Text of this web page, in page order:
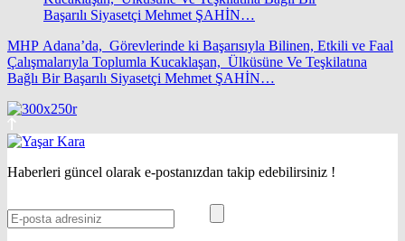
MHP Adana’da, Görevlerinde ki Başarısıyla Bilinen, Etkili ve Faal
Çalışmalarıyla Toplumla Kucaklaşan, Ülküsüne Ve Teşkilatına
Bağlı Bir Başarılı Siyasetçi Mehmet ŞAHİN…
Haberleri güncel olarak e-postanızdan takip edebilirsiniz !